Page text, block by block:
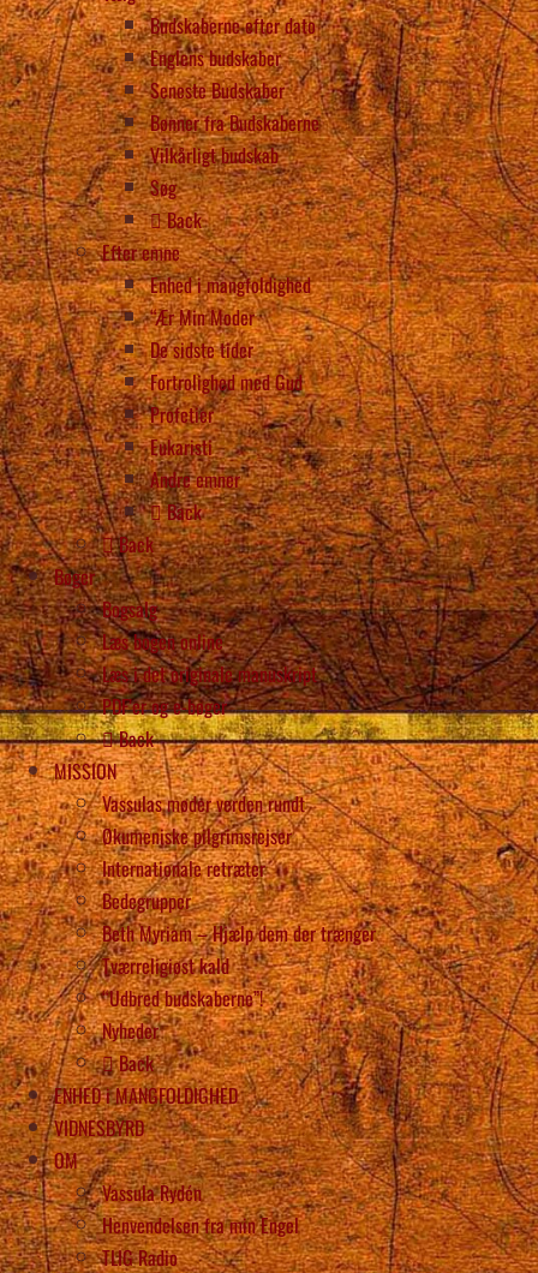
Budskaberne efter dato
Englens budskaber
Seneste Budskaber
Bønner fra Budskaberne
Vilkårligt budskab
Søg
Back
Efter emne
Enhed i mangfoldighed
“Ær Min Moder
De sidste tider
Fortrolighed med Gud
Profetier
Eukaristi
Andre emner
Back
Back
Bøger
Bogsalg
Læs bogen online
Læs i det originale manuskript
PDF’er og e-bøger
Back
MISSION
Vassulas møder verden rundt
Økumeniske pilgrimsrejser
Internationale retræter
Bedegrupper
Beth Myriam – Hjælp dem der trænger
Tværreligiøst kald
“Udbred budskaberne”!
Nyheder
Back
ENHED i MANGFOLDIGHED
VIDNESBYRD
OM
Vassula Rydén
Henvendelsen fra min Engel
TLIG Radio